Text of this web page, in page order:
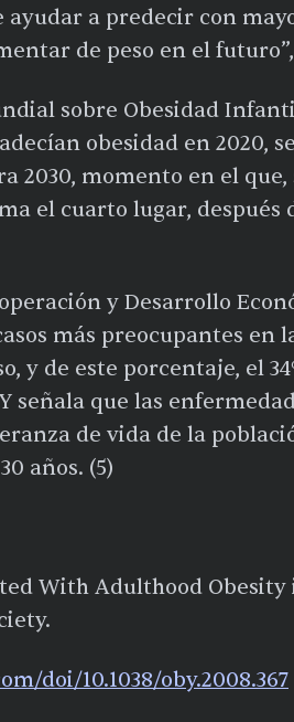
a predecir con
de peso en el
sobre Obesidad
obesidad en 2020,
2030, momento en el
el cuarto lugar, después
y Desarrollo
más preocupantes en
y de este porcentaje, el
señala que las
de vida de la
años. (5)
With Adulthood
doi/10.1038/oby.2008.367